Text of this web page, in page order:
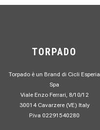
TORPADO
Torpado è un Brand di Cicli Esperia
Spa
Viale Enzo Ferrari, 8/10/12
30014 Cavarzere (VE) Italy
P.iva 02291540280